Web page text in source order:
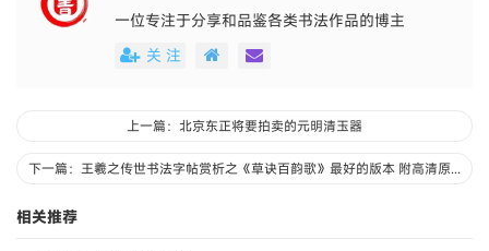
一位专注于分享和品鉴各类书法作品的博主
关 注
上一篇：北京东正将要拍卖的元明清玉器
下一篇：王羲之传世书法字帖赏析之《草诀百韵歌》最好的版本 附高清原版大图
相关推荐